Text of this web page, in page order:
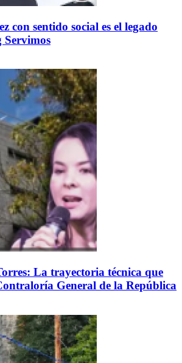
con sentido social es el legado
Servimos
La trayectoria técnica que
General de la República